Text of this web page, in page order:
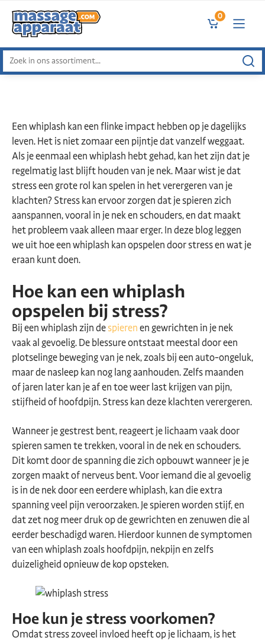
0
Zoeken
naar:
Een whiplash kan een flinke impact hebben op je dagelijks
leven. Het is niet zomaar een pijntje dat vanzelf weggaat.
Als je eenmaal een whiplash hebt gehad, kan het zijn dat je
regelmatig last blijft houden van je nek. Maar wist je dat
stress een grote rol kan spelen in het verergeren van je
klachten? Stress kan ervoor zorgen dat je spieren zich
aanspannen, vooral in je nek en schouders, en dat maakt
het probleem vaak alleen maar erger. In deze blog leggen
we uit hoe een whiplash kan opspelen door stress en wat je
eraan kunt doen.
Hoe kan een whiplash
opspelen bij stress?
Bij een whiplash zijn despierenen gewrichten in je nek
vaak al gevoelig. De blessure ontstaat meestal door een
plotselinge beweging van je nek, zoals bij een auto-ongeluk,
maar de nasleep kan nog lang aanhouden. Zelfs maanden
of jaren later kan je af en toe weer last krijgen van pijn,
stijfheid of hoofdpijn. Stress kan deze klachten verergeren.
Wanneer je gestrest bent, reageert je lichaam vaak door
spieren samen te trekken, vooral in de nek en schouders.
Dit komt door de spanning die zich opbouwt wanneer je je
zorgen maakt of nerveus bent. Voor iemand die al gevoelig
is in de nek door een eerdere whiplash, kan die extra
spanning veel pijn veroorzaken. Je spieren worden stijf, en
dat zet nog meer druk op de gewrichten en zenuwen die al
eerder beschadigd waren. Hierdoor kunnen de symptomen
van een whiplash zoals hoofdpijn, nekpijn en zelfs
duizeligheid opnieuw de kop opsteken.
Hoe kun je stress voorkomen?
Omdat stress zoveel invloed heeft op je lichaam, is het